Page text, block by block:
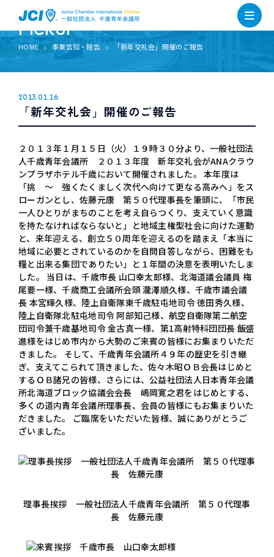
PICKUP
HOME 事業告知・報告 「新年交礼会」開催のご報告
2013.01.16
「新年交礼会」開催のご報告
２０１３年１月１５日（火）１９時３０分より、一般社団法
人千歳青年会議所 ２０１３年度 新年交礼会がANAクラウ
ンプラザホテル千歳において開催されました。 本年度は
「挑 ～ 強くたくましく次代へ向けて更なる高みへ」をス
ローガンとし、佐藤元康 第５０代理事長を筆頭に、「市民
一人ひとりがまちのことを考え自らつくり、支えていく意識
を持たなければならないと」と地域主権型社会に向けた運動
と、来年迎える、創立５０周年を迎えるのを踏まえ「本当に
地域に必要とされているのかを自問自答しながら、困難をも
糧と出来る集団でありたい」と１年間の決意を表明いたしま
した。 当日は、千歳市長 山口幸太郎様、北海道議会議員 梅
尾要一様、千歳商工会議所会頭 瀧澤順久様、千歳市議会議
長 本宮輝久様、陸上自衛隊東千歳駐屯地司令 徳田秀久様、
陸上自衛隊北駐屯地司令 阿部知己様、航空自衛隊第二航空
団司令兼千歳基地司令 金古真一様、第1高射特科団団長 飯盛
進様をはじめ市内から大勢のご来賓の皆様にお集まりいただ
きました。 そして、千歳青年会議所４９年の歴史を引き継
ぎ、支えてこられて頂きました、佐々木昭ＯＢ会長はじめと
するＯＢ諸兄の皆様、さらには、公益社団法人日本青年会議
所北海道ブロック協議会会長 嶋岡寛之君をはじめとする、
多くの道内青年会議所理事長、会員の皆様にもお集まりいた
だきました。 ご臨席をいただいた皆様、誠にありがとうご
ざいました。
理事長挨拶 一般社団法人千歳青年会議所 第５０代理事
長 佐藤元康